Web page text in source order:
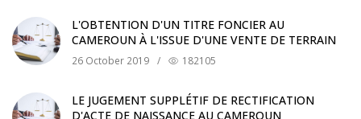
L'OBTENTION D'UN TITRE FONCIER AU
CAMEROUN À L'ISSUE D'UNE VENTE DE TERRAIN
26 October 2019 / 182105
LE JUGEMENT SUPPLÉTIF DE RECTIFICATION
D'ACTE DE NAISSANCE AU CAMEROUN